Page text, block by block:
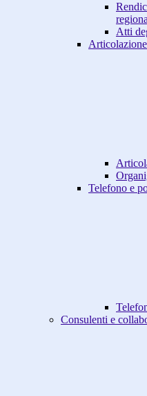
Atti
Telefono e
Consulenti e